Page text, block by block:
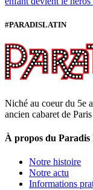
#PARADISLATIN
Niché au coeur du 5e
ancien cabaret de Paris
À propos du
Notre histoire
Notre actu
Informations